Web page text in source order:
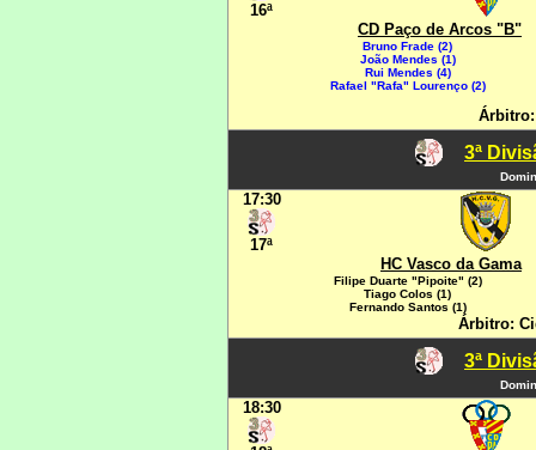
16ª
CD Paço de Arcos "B"
Bruno Frade (2)
João Mendes (1)
Rui Mendes (4)
Rafael "Rafa" Lourenço (2)
3ª
17:30
17ª
HC Vasco da Gama
Filipe Duarte "Pipoite" (2)
Tiago Colos (1)
Fernando Santos (1)
Árbitro:
3ª
18:30